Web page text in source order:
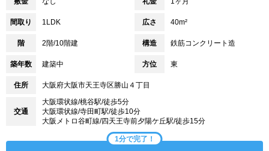
間取り 1LDK 広さ 40m²
階 2階/10階建 構造 鉄筋コンクリート造
築年数 建築中 方位 東
住所 大阪府大阪市天王寺区勝山４丁目
交通
大阪環状線/桃谷駅/徒歩5分
大阪環状線/寺田町駅/徒歩10分
大阪メトロ谷町線/四天王寺前夕陽ケ丘駅/徒歩15分
1分で完了！